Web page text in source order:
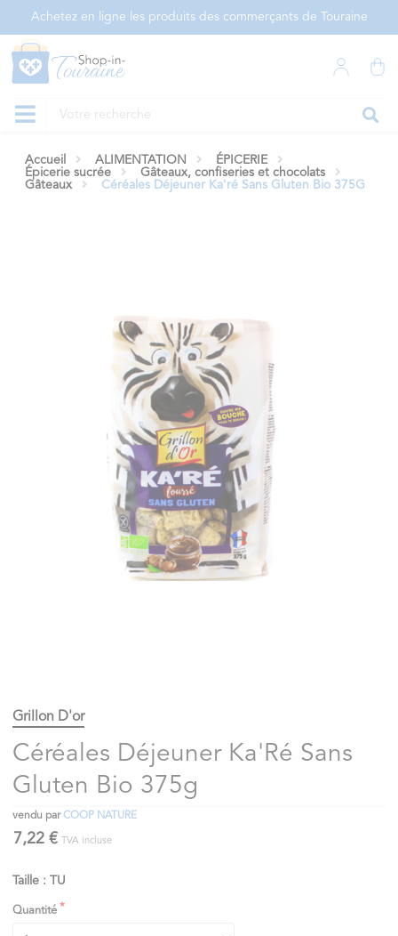
Achetez en ligne les produits des commerçants de Touraine
Accueil ALIMENTATION
ÉPICERIE
Épicerie sucrée
Gâteaux, confiseries et chocolats
Gâteaux
Céréales Déjeuner Ka'ré Sans Gluten Bio 375G
Grillon D'or
Céréales Déjeuner Ka'Ré Sans
Gluten Bio 375g
vendu parCOOP NATURE
7,22 € TVA incluse
Taille : TU
Quantité
Panneau de gestion des cookies